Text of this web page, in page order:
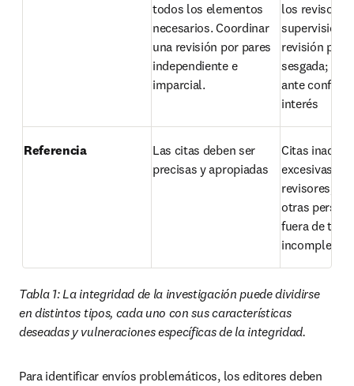
todos los elementos
necesarios. Coordinar
una revisión por pares
independiente e
imparcial.
los revisores;
supervisión
revisión por
sesgada; no
ante
interés
Referencia
Las citas deben ser
precisas y apropiadas
Citas
excesivas de
revisores,
otras
fuera de
incompletas
Tabla 1: La integridad de la investigación puede dividirse
en distintos tipos, cada uno con sus características
deseadas y vulneraciones específicas de la integridad.
Para identificar envíos problemáticos, los editores deben